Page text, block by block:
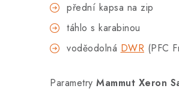
přední kapsa na zip
táhlo s karabinou
voděodolná DWR (PFC
Parametry Mammut Xeron